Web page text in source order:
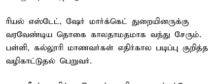
ரியல் எஸ்டேட், ஷேர் மார்க்கெட் துறையினருக்கு
வரவேண்டிய தொகை காலதாமதமாக வந்து சேரும்.
பள்ளி, கல்லூரி மாணவர்கள் எதிர்கால படிப்பு குறித்த
வழிகாட்டுதல் பெறுவர்.